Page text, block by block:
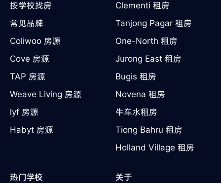
按学校找房
常见品牌
Coliwoo 房源
Cove 房源
TAP 房源
Weave Living 房源
lyf 房源
Habyt 房源
Clementi 租房
Tanjong Pagar 租房
One-North 租房
Jurong East 租房
Bugis 租房
Novena 租房
牛车水租房
Tiong Bahru 租房
Holland Village 租房
热门学校
关于